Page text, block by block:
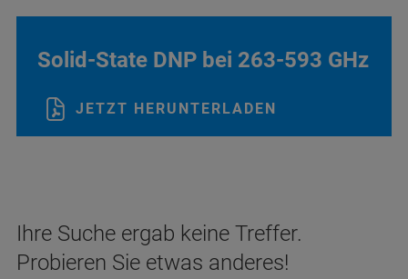
Solid-State DNP bei 263-593 GHz
JETZT HERUNTERLADEN
Ihre Suche ergab keine Treffer.
Probieren Sie etwas anderes!